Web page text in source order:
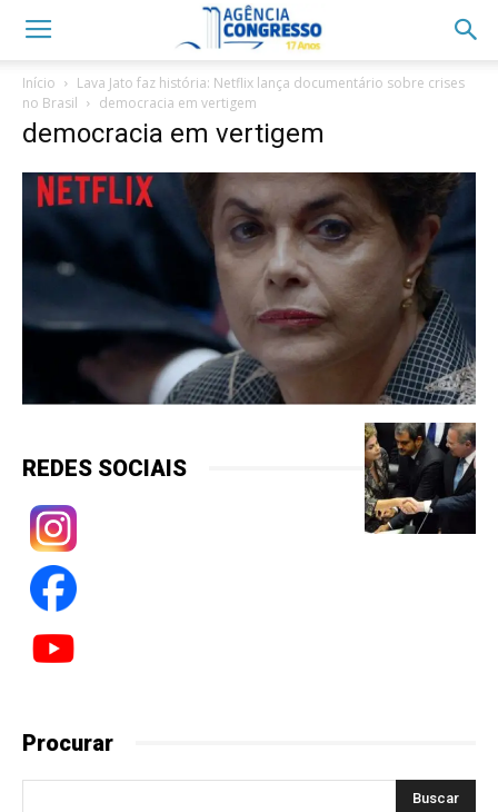
Início
Lava Jato faz história: Netflix lança documentário sobre crises
no Brasil
democracia em vertigem
democracia em vertigem
REDES SOCIAIS
Procurar